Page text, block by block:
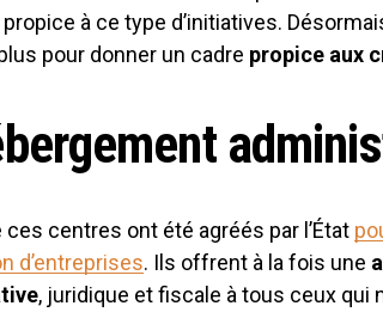
à ce type d’initiatives.
pour donner un cadre propice aux
ces centres ont été agréés par l’État
d’entreprises. Ils offrent à la fois une
, juridique et fiscale à tous ceux qui